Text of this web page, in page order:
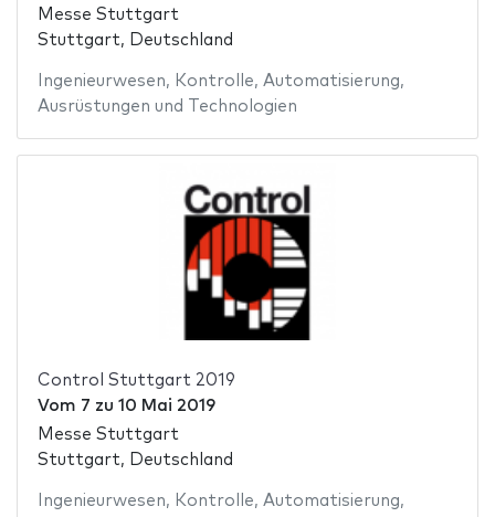
Messe Stuttgart
Stuttgart, Deutschland
Ingenieurwesen, Kontrolle, Automatisierung,
Ausrüstungen und Technologien
Control Stuttgart 2019
Vom 7 zu 10 Mai 2019
Messe Stuttgart
Stuttgart, Deutschland
Ingenieurwesen, Kontrolle, Automatisierung,